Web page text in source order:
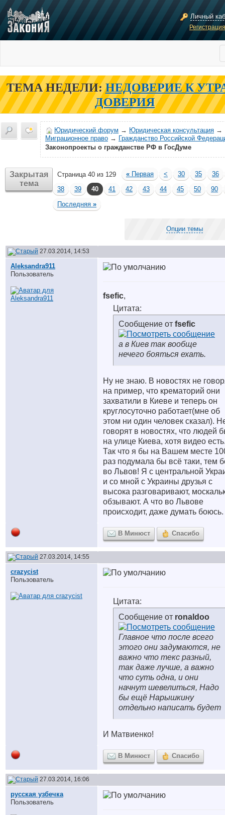
Личный
ТЕМА НЕДЕЛИ: НЕДОВЕРИЕ К
ДОВЕРИЯ
Юридический форум → Юридическая консультация →
Миграционное право → Гражданство Российской
Законопроекты о гражданстве РФ в ГосДуме
Закрытая
тема
Страница 40 из 129 « Первая < 30 35
36
38
39 40 41 42 43 44 45 50
90
Последняя »
Опции темы
27.03.2014, 14:53
Aleksandra911
Пользователь
fsefic,
Цитата:
Сообщение от fsefic
а в Киев так вообще
нечего бояться ехать.
Ну не знаю. В новостях не
на пример, что крематорий они
захватили в Киеве и теперь он
круглосуточно работает(мне об
этом ни один человек сказал).
говорят в новостях, что людей
на улице Киева, хотя видео
Так что я бы на Вашем месте
раз подумала бы всё таки, тем
во Львов! Я с центральной
и со мной с Украины друзья с
высока разговаривают,
обзывают. А что во Львове
происходит, даже думать боюсь.
В Минюст Спасибо
27.03.2014, 14:55
crazycist
Пользователь
Цитата:
Сообщение от ronaldoo
Главное что после всего
этого они задумаются, не
важно что текс разный,
так даже лучше, а важно
что суть одна, и они
начнут шевелиться, Надо
бы ещё Нарышкину
отдельно написать будет
И Матвиенко!
В Минюст Спасибо
27.03.2014, 16:06
русская узбечка
Пользователь